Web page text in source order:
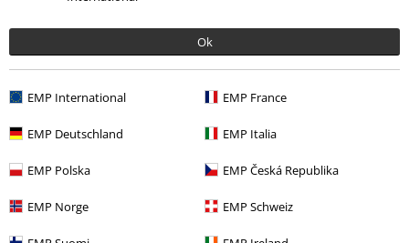
Ok
EMP International EMP France
EMP Deutschland EMP Italia
EMP Polska EMP Česká Republika
EMP Norge EMP Schweiz
Senest besøgt